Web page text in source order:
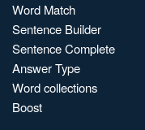
Word Match
Sentence Builder
Sentence Complete
Answer Type
Word collections
Boost